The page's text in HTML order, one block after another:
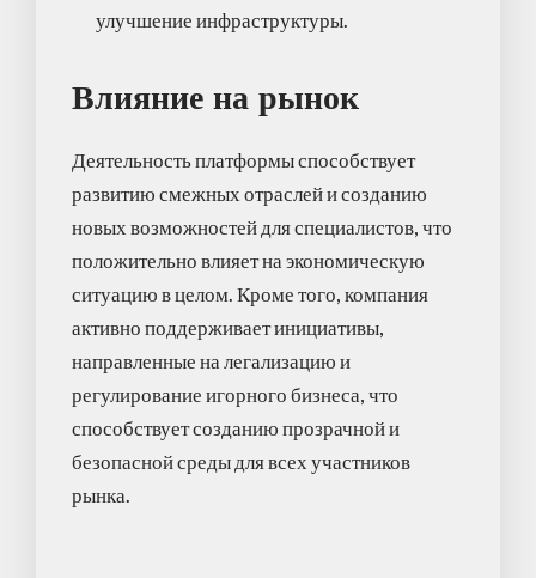
улучшение инфраструктуры.
Влияние на рынок
Деятельность платформы способствует
развитию смежных отраслей и созданию
новых возможностей для специалистов, что
положительно влияет на экономическую
ситуацию в целом. Кроме того, компания
активно поддерживает инициативы,
направленные на легализацию и
регулирование игорного бизнеса, что
способствует созданию прозрачной и
безопасной среды для всех участников
рынка.